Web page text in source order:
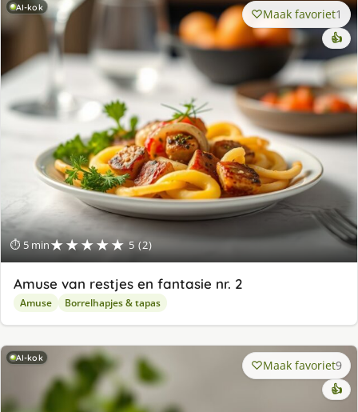
AI-kok
⏱ 5 min★★★★★ 5 (2)
Maak favoriet1
👍
Amuse van restjes en fantasie nr. 2
Amuse Borrelhapjes & tapas
AI-kok Maak favoriet9
👍